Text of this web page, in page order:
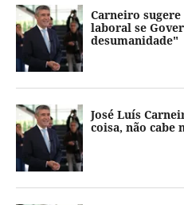
Carneiro
laboral se
desumanidade"
José Luís
coisa, não cabe